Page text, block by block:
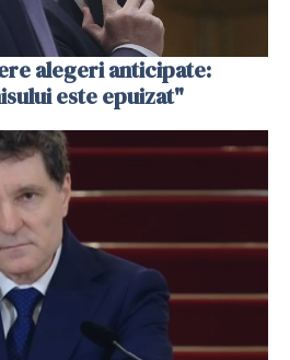
alegeri anticipate:
este epuizat"